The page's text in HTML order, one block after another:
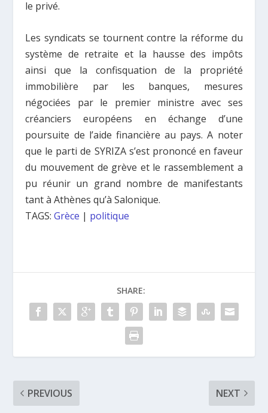
le privé.
Les syndicats se tournent contre la réforme du
système de retraite et la hausse des impôts
ainsi que la confisquation de la propriété
immobilière par les banques, mesures
négociées par le premier ministre avec ses
créanciers européens en échange d’une
poursuite de l’aide financière au pays. A noter
que le parti de SYRIZA s’est prononcé en faveur
du mouvement de grève et le rassemblement a
pu réunir un grand nombre de manifestants
tant à Athènes qu’à Salonique.
TAGS:Grèce | politique
SHARE:
PREVIOUS NEXT